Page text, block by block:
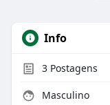
Info
3Postagens
Masculino